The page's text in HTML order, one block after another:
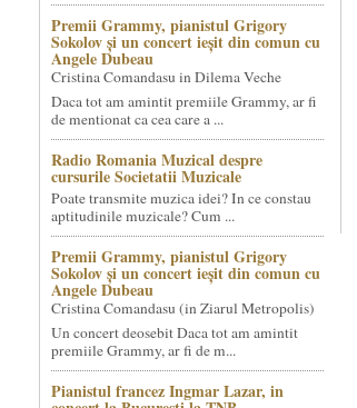
Premii Grammy, pianistul Grigory
Sokolov și un concert ieșit din comun cu
Angele Dubeau
Cristina Comandasu in Dilema Veche
Daca tot am amintit premiile Grammy, ar fi
de mentionat ca cea care a ...
Radio Romania Muzical despre
cursurile Societatii Muzicale
Poate transmite muzica idei? In ce constau
aptitudinile muzicale? Cum ...
Premii Grammy, pianistul Grigory
Sokolov și un concert ieșit din comun cu
Angele Dubeau
Cristina Comandasu (in Ziarul Metropolis)
Un concert deosebit Daca tot am amintit
premiile Grammy, ar fi de m...
Pianistul francez Ingmar Lazar, in